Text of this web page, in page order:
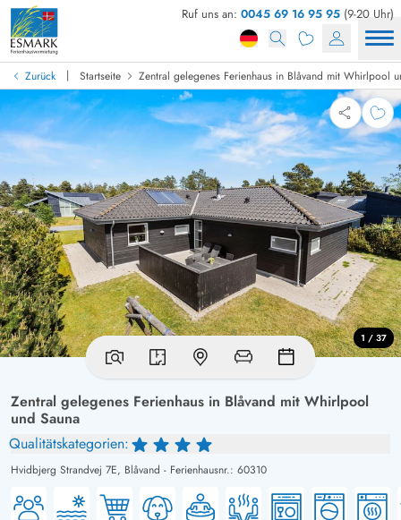
Ruf uns an: 0045 69 16 95 95 (9-20 Uhr)
Zurück | Startseite Zentral gelegenes Ferienhaus in Blåvand mit Whirlpool
Zentral gelegenes Ferienhaus in Blåvand mit Whirlpool
und Sauna
Qualitätskategorien:
Hvidbjerg Strandvej 7E, Blåvand - Ferienhausnr.: 60310
1 / 37